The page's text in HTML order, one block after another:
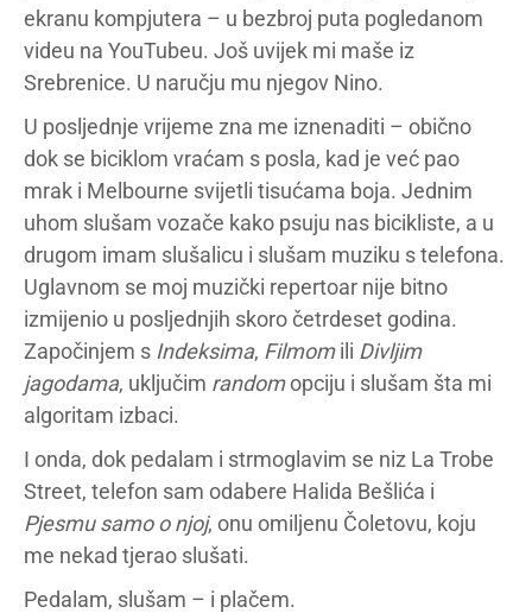
ekranu kompjutera – u bezbroj puta pogledanom
videu na YouTubeu. Još uvijek mi maše iz
Srebrenice. U naručju mu njegov Nino.
U posljednje vrijeme zna me iznenaditi – obično
dok se biciklom vraćam s posla, kad je već pao
mrak i Melbourne svijetli tisućama boja. Jednim
uhom slušam vozače kako psuju nas bicikliste, a u
drugom imam slušalicu i slušam muziku s telefona.
Uglavnom se moj muzički repertoar nije bitno
izmijenio u posljednjih skoro četrdeset godina.
Započinjem s Indeksima, Filmomili Divljim
jagodama, uključim randomopciju i slušam šta mi
algoritam izbaci.
I onda, dok pedalam i strmoglavim se niz La Trobe
Street, telefon sam odabere Halida Bešlića i
Pjesmu samo o njoj, onu omiljenu Čoletovu, koju
me nekad tjerao slušati.
Pedalam, slušam – i plačem.